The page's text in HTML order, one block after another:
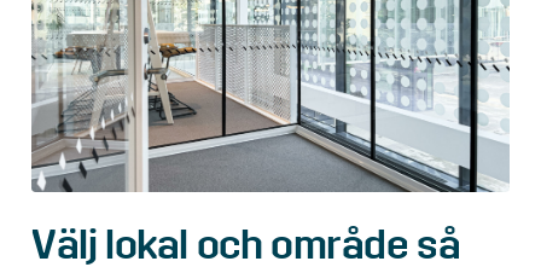
Välj lokal och område så